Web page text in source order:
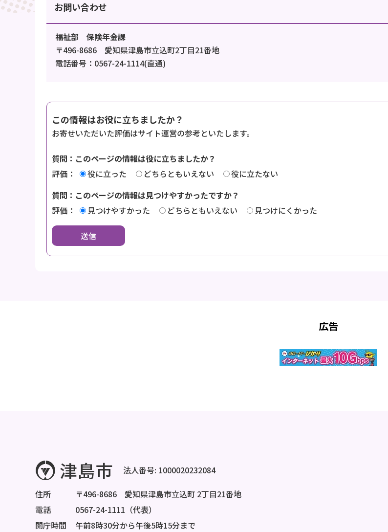
お問い合わせ
福祉部 保険年金課
〒496-8686 愛知県津島市立込町2丁目21番地
電話番号：0567-24-1114(直通)
この情報はお役に立ちましたか？
お寄せいただいた評価はサイト運営の参考といたします。
質問：このページの情報は役に立ちましたか？
評価：
役に立った どちらともいえない
役に立たない
質問：このページの情報は見つけやすかったですか？
評価：
見つけやすかった どちらともいえない 見つけにくかった
広告
法人番号: 1000020232084
住所
〒496-8686 愛知県津島市立込町 2丁目21番地
電話
0567-24-1111（代表）
開庁時間
午前8時30分から午後5時15分まで